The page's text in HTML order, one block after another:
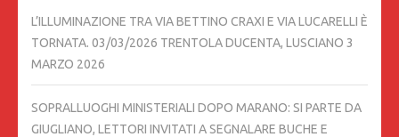
L’ILLUMINAZIONE TRA VIA BETTINO CRAXI E VIA LUCARELLI È
TORNATA. 03/03/2026 TRENTOLA DUCENTA, LUSCIANO 3
MARZO 2026
SOPRALLUOGHI MINISTERIALI DOPO MARANO: SI PARTE DA
GIUGLIANO, LETTORI INVITATI A SEGNALARE BUCHE E